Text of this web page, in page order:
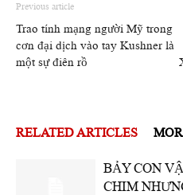
Previous article
Trao tính mạng người Mỹ trong
cơn đại dịch vào tay Kushner là
một sự điên rồ
RELATED ARTICLES
BẢY CON
CHIM